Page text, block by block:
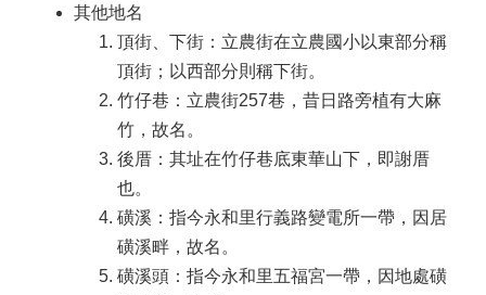
其他地名
頂街、下街：立農街在立農國小以東部分稱
頂街；以西部分則稱下街。
竹仔巷：立農街257巷，昔日路旁植有大麻
竹，故名。
後厝：其址在竹仔巷底東華山下，即謝厝
也。
磺溪：指今永和里行義路變電所一帶，因居
磺溪畔，故名。
磺溪頭：指今永和里五福宮一帶，因地處磺